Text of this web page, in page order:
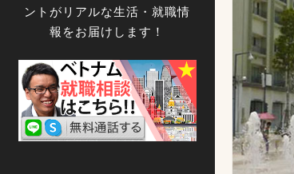
ントがリアルな生活・就職情
報をお届けします！